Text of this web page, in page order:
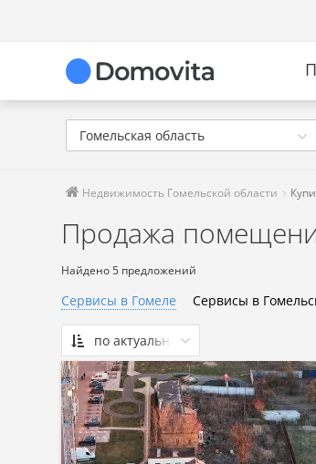
Гомельская область
Недвижимость Гомельской области
Продажа
Найдено 5 предложений
Сервисы в Гомеле Сервисы в
по актуальности
По актуальности
Сначала дешевые
Сначала дорогие
По площади: большая → малая